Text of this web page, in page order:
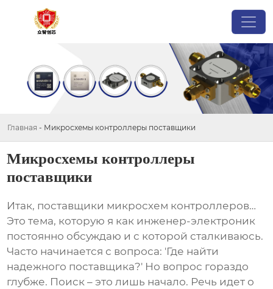
Главная - Микросхемы контроллеры поставщики
Микросхемы контроллеры
поставщики
Итак, поставщики микросхем контроллеров…
Это тема, которую я как инженер-электроник
постоянно обсуждаю и с которой сталкиваюсь.
Часто начинается с вопроса: 'Где найти
надежного поставщика?' Но вопрос гораздо
глубже. Поиск – это лишь начало. Речь идет о